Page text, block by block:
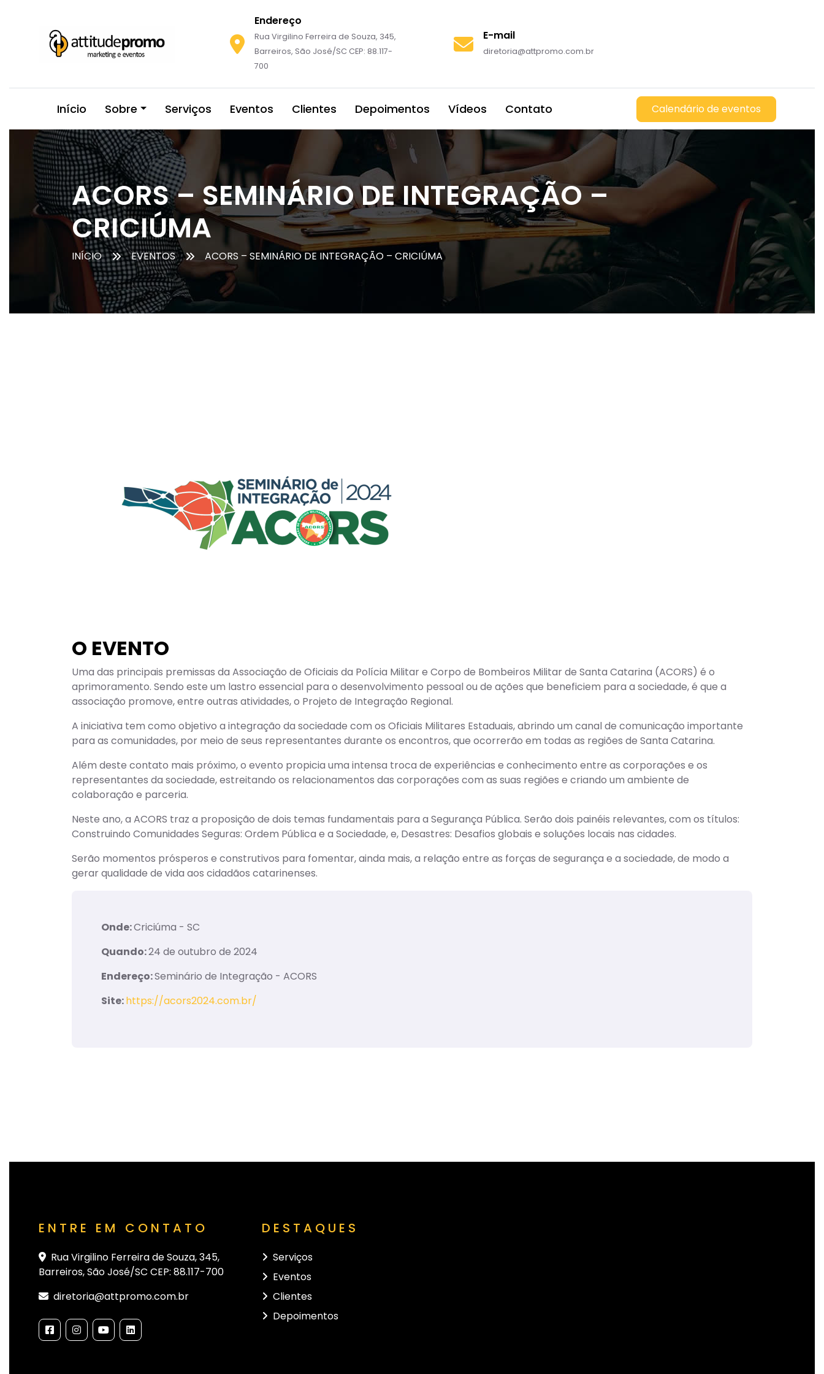
Endereço
Rua Virgilino Ferreira de Souza, 345,
Barreiros, São José/SC CEP: 88.117-
700
E-mail
diretoria@attpromo.com.br
Início Sobre Serviços Eventos Clientes Depoimentos Vídeos Contato Calendário de eventos
ACORS – SEMINÁRIO DE INTEGRAÇÃO –
CRICIÚMA
INÍCIO EVENTOS ACORS – SEMINÁRIO DE INTEGRAÇÃO – CRICIÚMA
O EVENTO
Uma das principais premissas da Associação de Oficiais da Polícia Militar e Corpo de Bombeiros Militar de Santa Catarina (ACORS) é o
aprimoramento. Sendo este um lastro essencial para o desenvolvimento pessoal ou de ações que beneficiem para a sociedade, é que a
associação promove, entre outras atividades, o Projeto de Integração Regional.
A iniciativa tem como objetivo a integração da sociedade com os Oficiais Militares Estaduais, abrindo um canal de comunicação importante
para as comunidades, por meio de seus representantes durante os encontros, que ocorrerão em todas as regiões de Santa Catarina.
Além deste contato mais próximo, o evento propicia uma intensa troca de experiências e conhecimento entre as corporações e os
representantes da sociedade, estreitando os relacionamentos das corporações com as suas regiões e criando um ambiente de
colaboração e parceria.
Neste ano, a ACORS traz a proposição de dois temas fundamentais para a Segurança Pública. Serão dois painéis relevantes, com os títulos:
Construindo Comunidades Seguras: Ordem Pública e a Sociedade, e, Desastres: Desafios globais e soluções locais nas cidades.
Serão momentos prósperos e construtivos para fomentar, ainda mais, a relação entre as forças de segurança e a sociedade, de modo a
gerar qualidade de vida aos cidadãos catarinenses.
Onde:Criciúma - SC
Quando:24 de outubro de 2024
Endereço:Seminário de Integração - ACORS
Site:https://acors2024.com.br/
ENTRE EM CONTATO
Rua Virgilino Ferreira de Souza, 345,
Barreiros, São José/SC CEP: 88.117-700
diretoria@attpromo.com.br
DESTAQUES
Serviços
Eventos
Clientes
Depoimentos